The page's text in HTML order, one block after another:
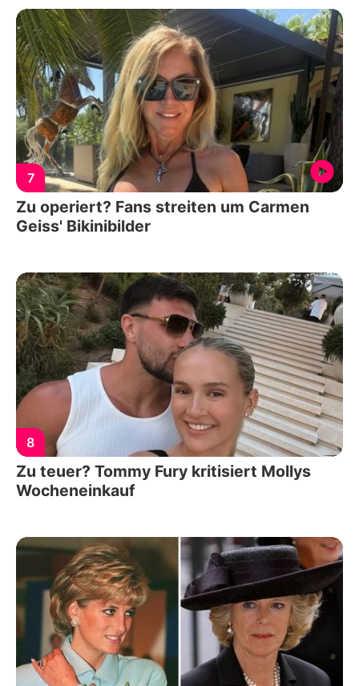
7
Zu operiert? Fans streiten um Carmen
Geiss' Bikinibilder
8
Zu teuer? Tommy Fury kritisiert Mollys
Wocheneinkauf